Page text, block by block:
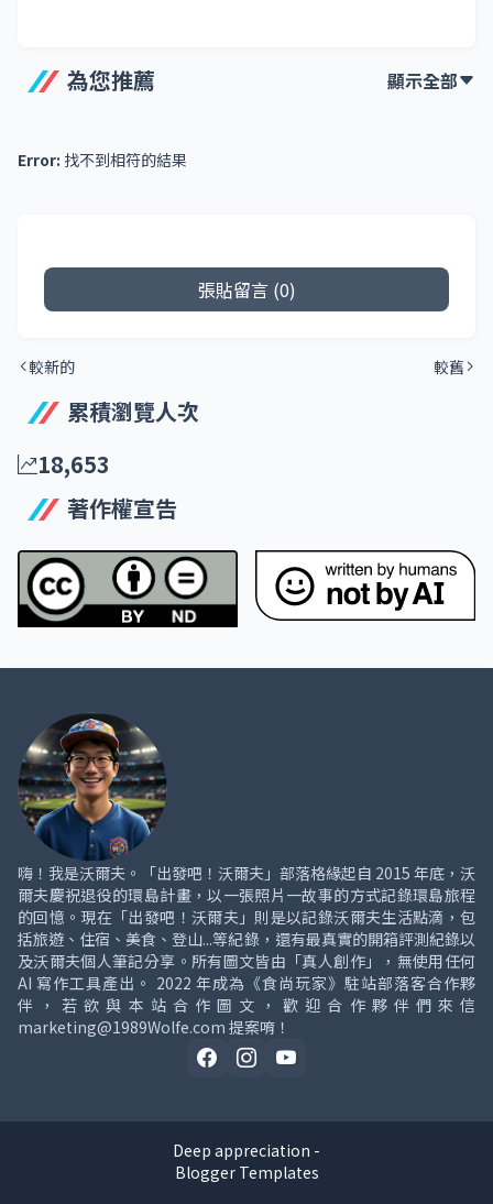
為您推薦 顯示全部
Error: 找不到相符的結果
張貼留言 (0)
較新的 較舊
累積瀏覽人次
18,653
著作權宣告
嗨！我是沃爾夫。「出發吧！沃爾夫」部落格緣起自 2015 年底，沃
爾夫慶祝退役的環島計畫，以一張照片一故事的方式記錄環島旅程
的回憶。現在「出發吧！沃爾夫」則是以記錄沃爾夫生活點滴，包
括旅遊、住宿、美食、登山...等紀錄，還有最真實的開箱評測紀錄以
及沃爾夫個人筆記分享。所有圖文皆由「真人創作」，無使用任何
AI 寫作工具產出。 2022 年成為《食尚玩家》駐站部落客合作夥
伴，若欲與本站合作圖文，歡迎合作夥伴們來信
marketing@1989Wolfe.com 提案唷！
Deep appreciation -
Blogger Templates